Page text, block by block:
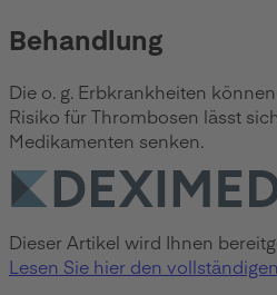
Behandlung
Die o. g. Erbkrankheiten
Risiko für Thrombosen lässt
Medikamenten senken.
Dieser Artikel wird Ihnen
Lesen Sie hier den